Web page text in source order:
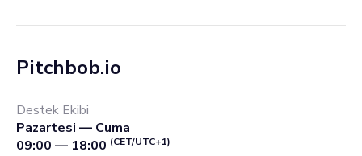
Pitchbob.io
Destek Ekibi
Pazartesi — Cuma
09:00 — 18:00 (CET/UTC+1)